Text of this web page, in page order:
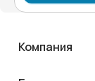
Компания